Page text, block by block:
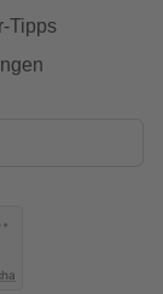
Tipps